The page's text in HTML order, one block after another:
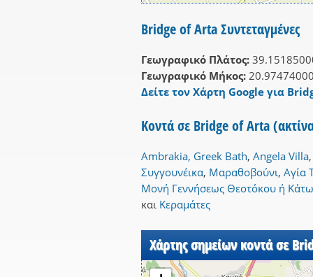
Bridge of Arta Συντεταγμένες
Γεωγραφικό Πλάτος:
Γεωγραφικό Μήκος:
Δείτε τον Χάρτη Google για
Κοντά σε Bridge of Arta
Ambrakia, Greek Bath, Angela Villa
Συγγουνέικα, Μαραθοβούνι, Αγία
Μονή Γεννήσεως Θεοτόκου ή
και Κεραμάτες
Χάρτης σημείων κοντά σε